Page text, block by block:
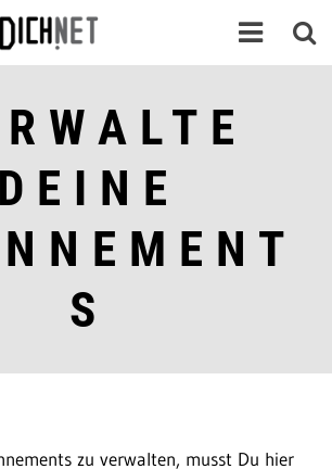
DEINE
S
zu verwalten, musst Du hier